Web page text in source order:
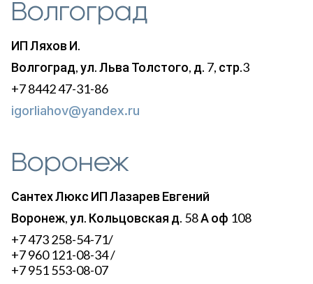
Волгоград
ИП Ляхов И.
Волгоград, ул. Льва Толстого, д. 7, стр.3
+7 8442 47-31-86
igorliahov@yandex.ru
Воронеж
Сантех Люкс ИП Лазарев Евгений
Воронеж, ул. Кольцовская д. 58 А оф 108
+7 473 258-54-71/
+7 960 121-08-34 /
+7 951 553-08-07